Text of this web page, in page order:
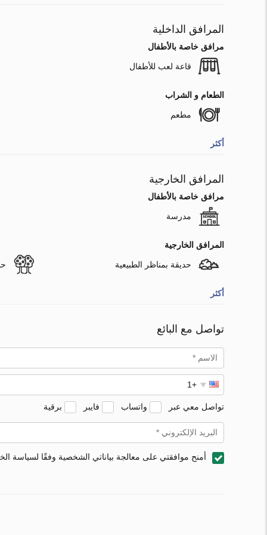
المرافق الداخلية
مرافق خاصة بالأطفال
قاعة لعب للأطفال
الطعام و الشراب
مطعم
أكثر
المرافق الخارجية
مرافق خاصة بالأطفال
مدرسة
المرافق الخارجية
حديقة بمناظر الطبيعية
أكثر
تواصل مع البائع
تواصل معي عبر واتساب فايبر برقية
أمنح موافقتي على معالجة بياناتي الشخصية وفقًا لسياسة